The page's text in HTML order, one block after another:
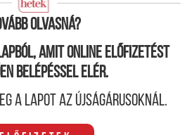
olvasná?
amit online előfizetést
belépéssel elér.
a lapot az újságárusoknál.